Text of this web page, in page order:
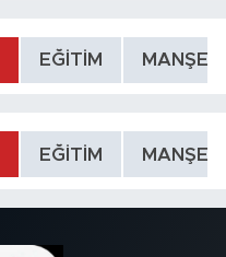
EĞİTİM MANŞET
EĞİTİM MANŞET